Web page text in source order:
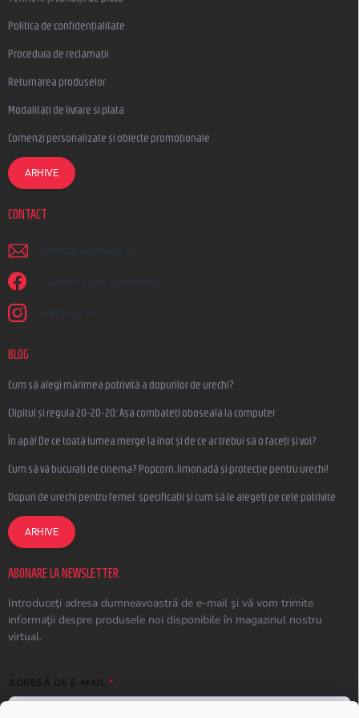
Politica de confidențialitate
Procedura de reclamații
Returnarea produselor
Modalități de livrare si plata
Comenzi personalizate și obiecte promoționale
ARHIVE
CONTACT
scrieti @ earplugs.ro
Suntem și pe Facebook!
earplugs.ro
BLOG
Cum să alegi mărimea potrivită a dopurilor de urechi?
Clipitul și regula 20-20-20: Așa combateți oboseala la computer
În apă! De ce toată lumea merge la înot și de ce ar trebui să o faceți și voi?
Cum să vă bucurați de cinema? Popcorn, limonadă și protecție pentru urechi!
Dopuri de urechi pentru femei: specificații și cum să le alegeți pe cele potrivite
ARHIVE
ABONARE LA NEWSLETTER
Introduceţi adresa dumneavoastră de e-mail şi vă vom trimite
informaţii despre produsele noi disponibile în magazinul nostru
virtual.
ADRESĂ DE E-MAIL